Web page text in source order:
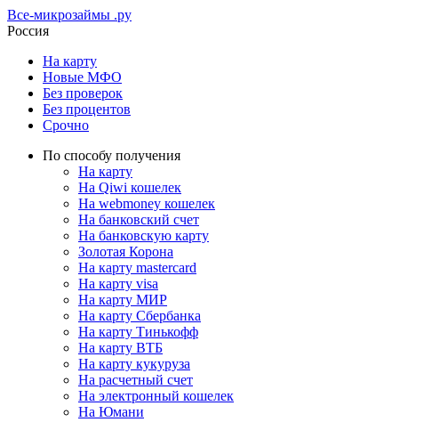
Все-микрозаймы .ру
Россия
На карту
Новые МФО
Без проверок
Без процентов
Срочно
По способу получения
На карту
На Qiwi кошелек
На webmoney кошелек
На банковский счет
На банковскую карту
Золотая Корона
На карту mastercard
На карту visa
На карту МИР
На карту Сбербанка
На карту Тинькофф
На карту ВТБ
На карту кукуруза
На расчетный счет
На электронный кошелек
На Юмани